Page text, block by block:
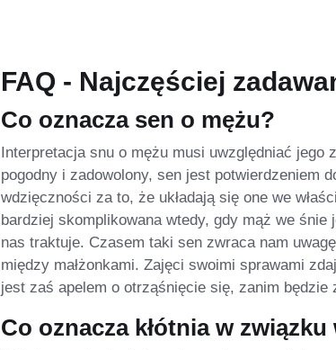
FAQ - Najczęściej
Co oznacza sen o mężu?
Interpretacja snu o mężu musi uwzględniać jego
pogodny i zadowolony, sen jest potwierdzeniem
wdzięczności za to, że układają się one we
bardziej skomplikowana wtedy, gdy mąż we śnie
nas traktuje. Czasem taki sen zwraca nam
między małżonkami. Zajęci swoimi sprawami
jest zaś apelem o otrząśnięcie się, zanim będzie
Co oznacza kłótnia w związku